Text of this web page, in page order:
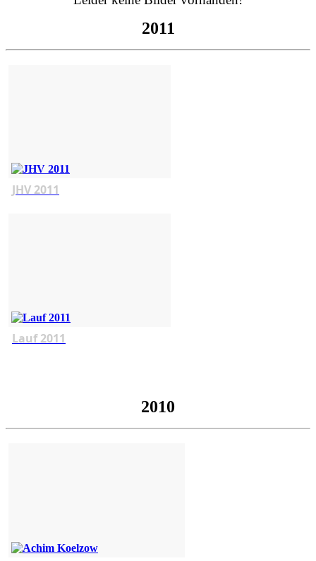
2011
JHV 2011
Lauf 2011
2010